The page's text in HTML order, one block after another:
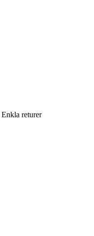
Enkla returer